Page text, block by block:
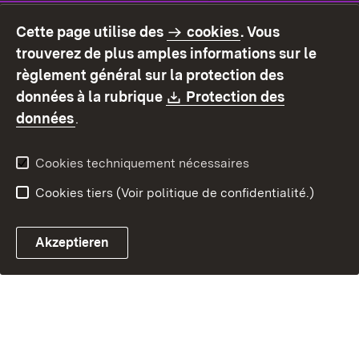
Mode d'emploi
Déclaration sur
l'accessibilité
Contact
Signaler un lien brisé
Cette page utilise des cookies. Vous
trouverez de plus amples informations sur le
règlement général sur la protection des
données à la rubrique
Download:
Protection des
données.
Cookies techniquement nécessaires
Cookies tiers (Voir politique de confidentialité.)
Akzeptieren